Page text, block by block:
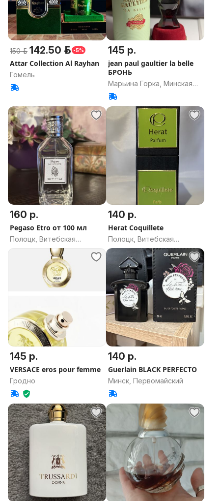
150 р. 142.50 р. -5%
Attar Collection Al Rayhan
Гомель
145 р.
jean paul gaultier la belle
БРОНЬ
Марьина Горка, Минская
область
160 р.
Pegaso Etro от 100 мл
Полоцк, Витебская
область
140 р.
Herat Coquillete
Полоцк, Витебская
область
145 р.
VERSACE eros pour femme
Гродно
140 р.
Guerlain BLACK PERFECTO
Минск, Первомайский